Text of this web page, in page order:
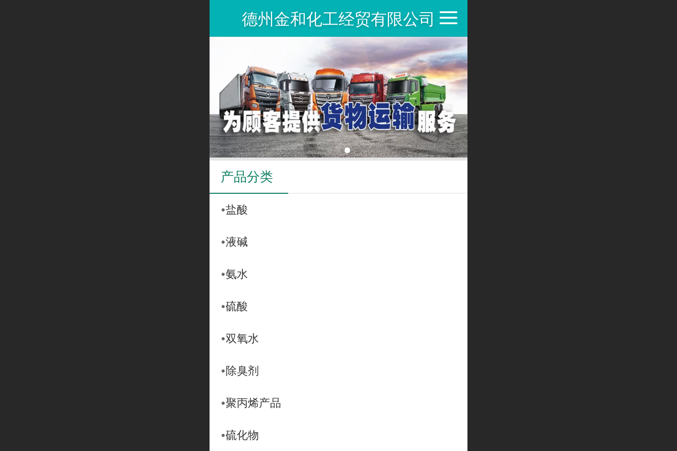
德州金和化工经贸有限公司
产品分类
盐酸
液碱
氨水
硫酸
双氧水
除臭剂
聚丙烯产品
硫化物